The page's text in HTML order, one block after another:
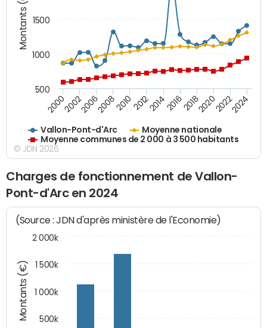
Montants (€)
Vallon-Pont-d'Arc
Moyenne nationale
Moyenne communes de 2 000 à 3 500 habitants
200020022006200820102012201420162018202020222024
500
1000
1500
© JDN 2026
Charges de fonctionnement de Vallon-
Pont-d'Arc en 2024
Montants (€)
(Source : JDN d'après ministère de l'Economie)
500k
1 000k
1 500k
2 000k